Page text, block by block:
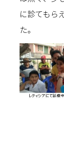
に診てもら
た。